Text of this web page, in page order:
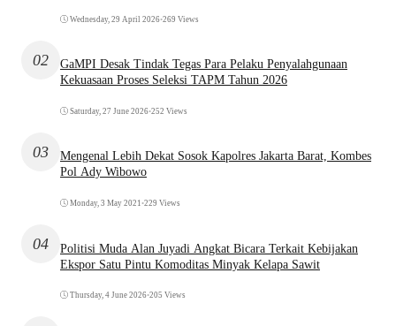
Wednesday, 29 April 2026•269 Views
02
GaMPI Desak Tindak Tegas Para Pelaku Penyalahgunaan
Kekuasaan Proses Seleksi TAPM Tahun 2026
Saturday, 27 June 2026•252 Views
03
Mengenal Lebih Dekat Sosok Kapolres Jakarta Barat, Kombes
Pol Ady Wibowo
Monday, 3 May 2021 •229 Views
04
Politisi Muda Alan Juyadi Angkat Bicara Terkait Kebijakan
Ekspor Satu Pintu Komoditas Minyak Kelapa Sawit
Thursday, 4 June 2026•205 Views